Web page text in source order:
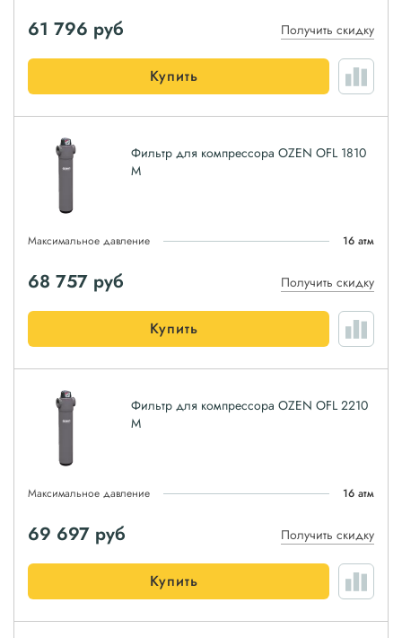
61 796 руб Получить скидку
Купить
Фильтр для компрессора OZEN OFL 1810
M
Максимальное давление 16 атм
68 757 руб Получить скидку
Купить
Фильтр для компрессора OZEN OFL 2210
M
Максимальное давление 16 атм
69 697 руб Получить скидку
Купить